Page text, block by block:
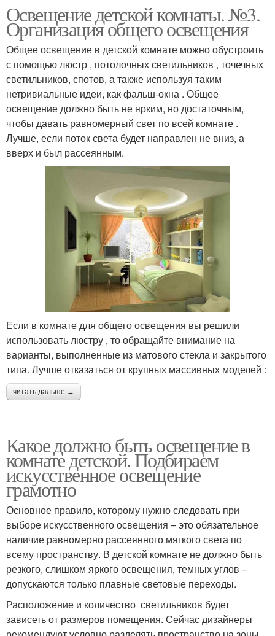
Освещение детской комнаты. №3.
Организация общего освещения
Общее освещение в детской комнате можно обустроить
с помощью люстр , потолочных светильников , точечных
светильников, спотов, а также используя таким
нетривиальные идеи, как фальш-окна . Общее
освещение должно быть не ярким, но достаточным,
чтобы давать равномерный свет по всей комнате .
Лучше, если поток света будет направлен не вниз, а
вверх и был рассеянным.
Если в комнате для общего освещения вы решили
использовать люстру , то обращайте внимание на
варианты, выполненные из матового стекла и закрытого
типа. Лучше отказаться от крупных массивных моделей :
читать дальше →
Какое должно быть освещение в
комнате детской. Подбираем
искусственное освещение
грамотно
Основное правило, которому нужно следовать при
выборе искусственного освещения – это обязательное
наличие равномерно рассеянного мягкого света по
всему пространству. В детской комнате не должно быть
резкого, слишком яркого освещения, темных углов –
допускаются только плавные световые переходы.
Расположение и количество светильников будет
зависеть от размеров помещения. Сейчас дизайнеры